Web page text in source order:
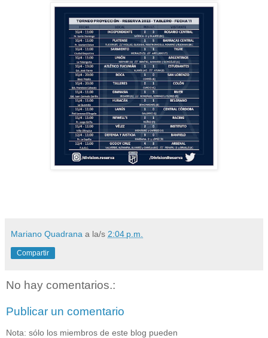
Mariano Quadrana a la/s 2:04 p.m.
Compartir
No hay comentarios.:
Publicar un comentario
Nota: sólo los miembros de este blog pueden